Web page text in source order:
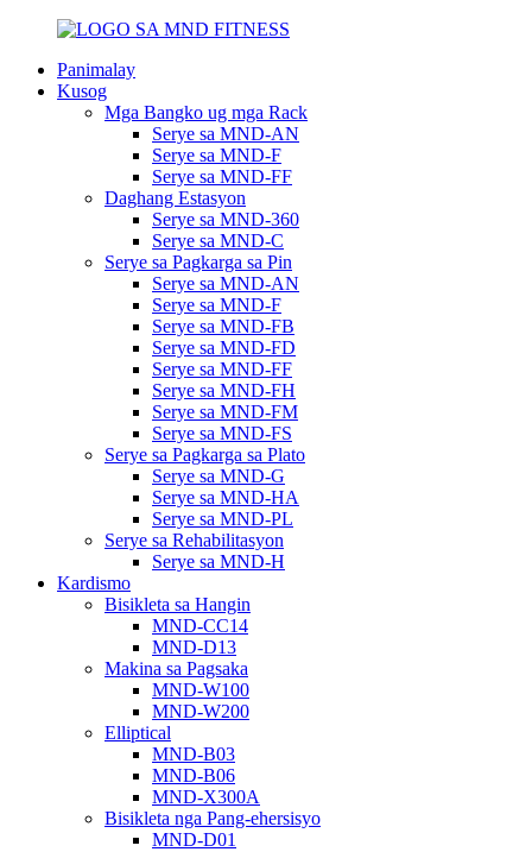
Panimalay
Kusog
Mga Bangko ug mga Rack
Serye sa MND-AN
Serye sa MND-F
Serye sa MND-FF
Daghang Estasyon
Serye sa MND-360
Serye sa MND-C
Serye sa Pagkarga sa Pin
Serye sa MND-AN
Serye sa MND-F
Serye sa MND-FB
Serye sa MND-FD
Serye sa MND-FF
Serye sa MND-FH
Serye sa MND-FM
Serye sa MND-FS
Serye sa Pagkarga sa Plato
Serye sa MND-G
Serye sa MND-HA
Serye sa MND-PL
Serye sa Rehabilitasyon
Serye sa MND-H
Kardismo
Bisikleta sa Hangin
MND-CC14
MND-D13
Makina sa Pagsaka
MND-W100
MND-W200
Elliptical
MND-B03
MND-B06
MND-X300A
Bisikleta nga Pang-ehersisyo
MND-D01